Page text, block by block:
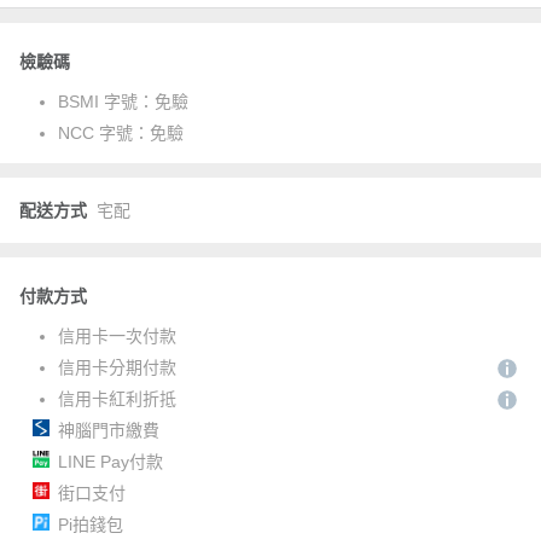
檢驗碼
BSMI 字號： 免驗
NCC 字號： 免驗
配送方式 宅配
付款方式
信用卡一次付款
信用卡分期付款
信用卡紅利折抵
神腦門市繳費
LINE Pay付款
街口支付
Pi拍錢包